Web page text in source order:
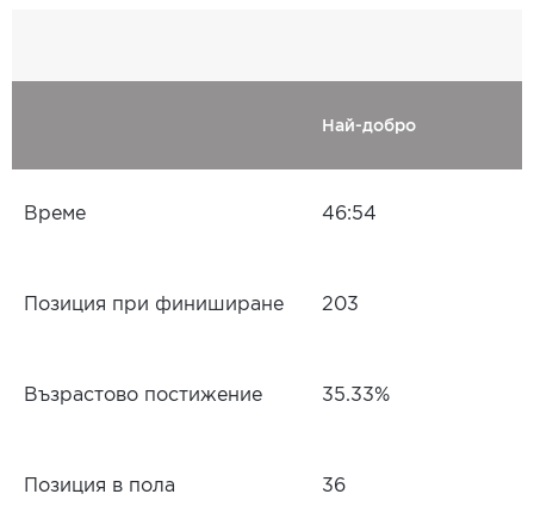
Най-добро
Време 46:54
Позиция при финиширане 203
Възрастово постижение 35.33%
Позиция в пола 36